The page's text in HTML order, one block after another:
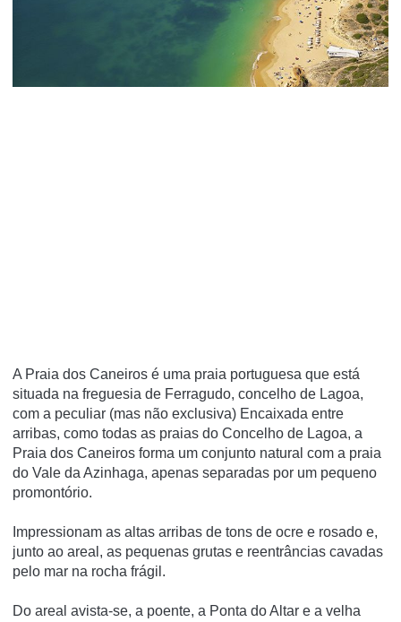
A Praia dos Caneiros é uma praia portuguesa que está
situada na freguesia de Ferragudo, concelho de Lagoa,
com a peculiar (mas não exclusiva) Encaixada entre
arribas, como todas as praias do Concelho de Lagoa, a
Praia dos Caneiros forma um conjunto natural com a praia
do Vale da Azinhaga, apenas separadas por um pequeno
promontório.
Impressionam as altas arribas de tons de ocre e rosado e,
junto ao areal, as pequenas grutas e reentrâncias cavadas
pelo mar na rocha frágil.
Do areal avista-se, a poente, a Ponta do Altar e a velha